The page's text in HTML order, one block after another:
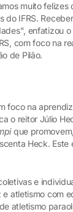
muito
do IFRS.
enfatizou
com foco na
de Pilão.
foco na
o reitor Júlio
que
Heck.
e
atletismo com
atletismo